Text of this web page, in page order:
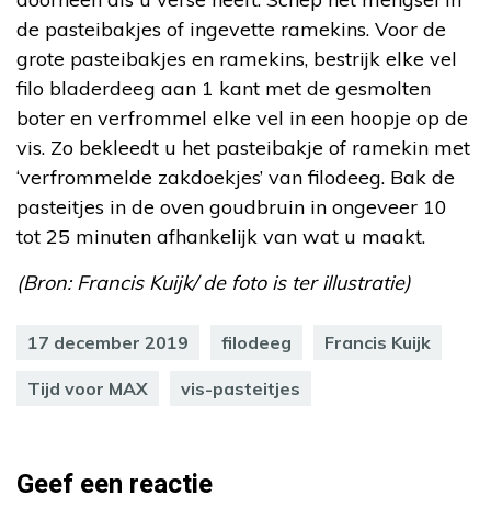
de pasteibakjes of ingevette ramekins. Voor de
grote pasteibakjes en ramekins, bestrijk elke vel
filo bladerdeeg aan 1 kant met de gesmolten
boter en verfrommel elke vel in een hoopje op de
vis. Zo bekleedt u het pasteibakje of ramekin met
‘verfrommelde zakdoekjes’ van filodeeg. Bak de
pasteitjes in de oven goudbruin in ongeveer 10
tot 25 minuten afhankelijk van wat u maakt.
(Bron: Francis Kuijk/ de foto is ter illustratie)
17 december 2019 filodeeg Francis Kuijk
Tijd voor MAX vis-pasteitjes
Geef een reactie